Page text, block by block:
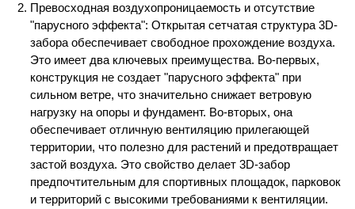
Превосходная воздухопроницаемость и отсутствие
"парусного эффекта": Открытая сетчатая структура 3D-
забора обеспечивает свободное прохождение воздуха.
Это имеет два ключевых преимущества. Во-первых,
конструкция не создает "парусного эффекта" при
сильном ветре, что значительно снижает ветровую
нагрузку на опоры и фундамент. Во-вторых, она
обеспечивает отличную вентиляцию прилегающей
территории, что полезно для растений и предотвращает
застой воздуха. Это свойство делает 3D-забор
предпочтительным для спортивных площадок, парковок
и территорий с высокими требованиями к вентиляции.